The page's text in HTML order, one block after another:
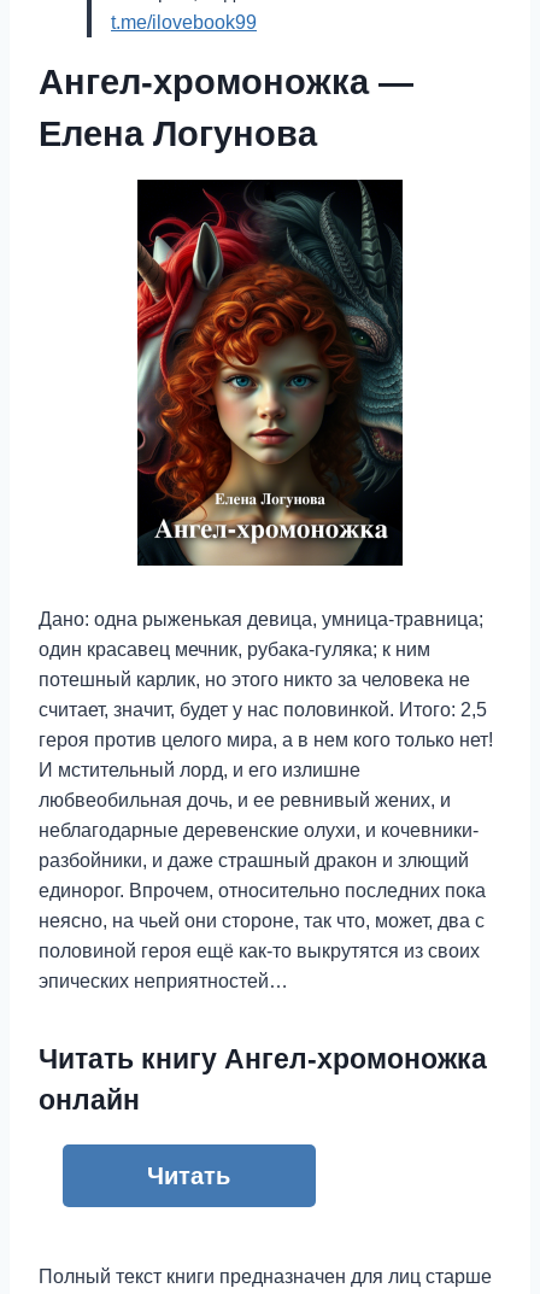
t.me/ilovebook99
Ангел-хромоножка —
Елена Логунова
Дано: одна рыженькая девица, умница-травница;
один красавец мечник, рубака-гуляка; к ним
потешный карлик, но этого никто за человека не
считает, значит, будет у нас половинкой. Итого: 2,5
героя против целого мира, а в нем кого только нет!
И мстительный лорд, и его излишне
любвеобильная дочь, и ее ревнивый жених, и
неблагодарные деревенские олухи, и кочевники-
разбойники, и даже страшный дракон и злющий
единорог. Впрочем, относительно последних пока
неясно, на чьей они стороне, так что, может, два с
половиной героя ещё как-то выкрутятся из своих
эпических неприятностей…
Читать книгу Ангел-хромоножка
онлайн
Читать
Полный текст книги предназначен для лиц старше